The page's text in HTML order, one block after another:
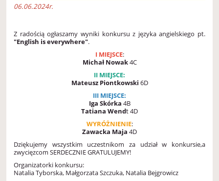
06.06.2024r.
Z radością ogłaszamy wyniki konkursuz języka angielskiego pt.
"English is everywhere".
I MIEJSCE:
Michał Nowak4C
II MIEJSCE:
Mateusz Piontkowski 6D
III MIEJSCE:
Iga Skórka 4B
Tatiana Wendt 4D
WYRÓŻNIENIE:
Zawacka Maja 4D
Dziękujemy wszystkim uczestnikom za udział w konkursie,a
zwycięzcomSERDECZNIE GRATULUJEMY!
Organizatorki konkursu:
Natalia Tyborska, Małgorzata Szczuka, Natalia Bejgrowicz